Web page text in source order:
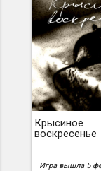
Крысиное
воскресенье
Игра вышла 5